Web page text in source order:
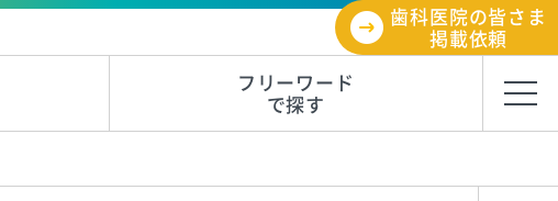
歯科医院の皆さま
掲載依頼
フリーワード
で探す